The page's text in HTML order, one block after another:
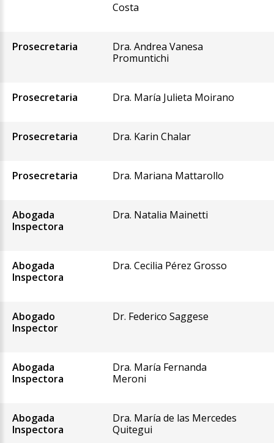
Costa
Prosecretaria
Dra. Andrea Vanesa
Promuntichi
Prosecretaria Dra. María Julieta Moirano
Prosecretaria Dra. Karin Chalar
Prosecretaria Dra. Mariana Mattarollo
Abogada
Inspectora
Dra. Natalia Mainetti
Abogada
Inspectora
Dra. Cecilia Pérez Grosso
Abogado
Inspector
Dr. Federico Saggese
Abogada
Inspectora
Dra. María Fernanda
Meroni
Abogada
Inspectora
Dra. María de las Mercedes
Quitegui